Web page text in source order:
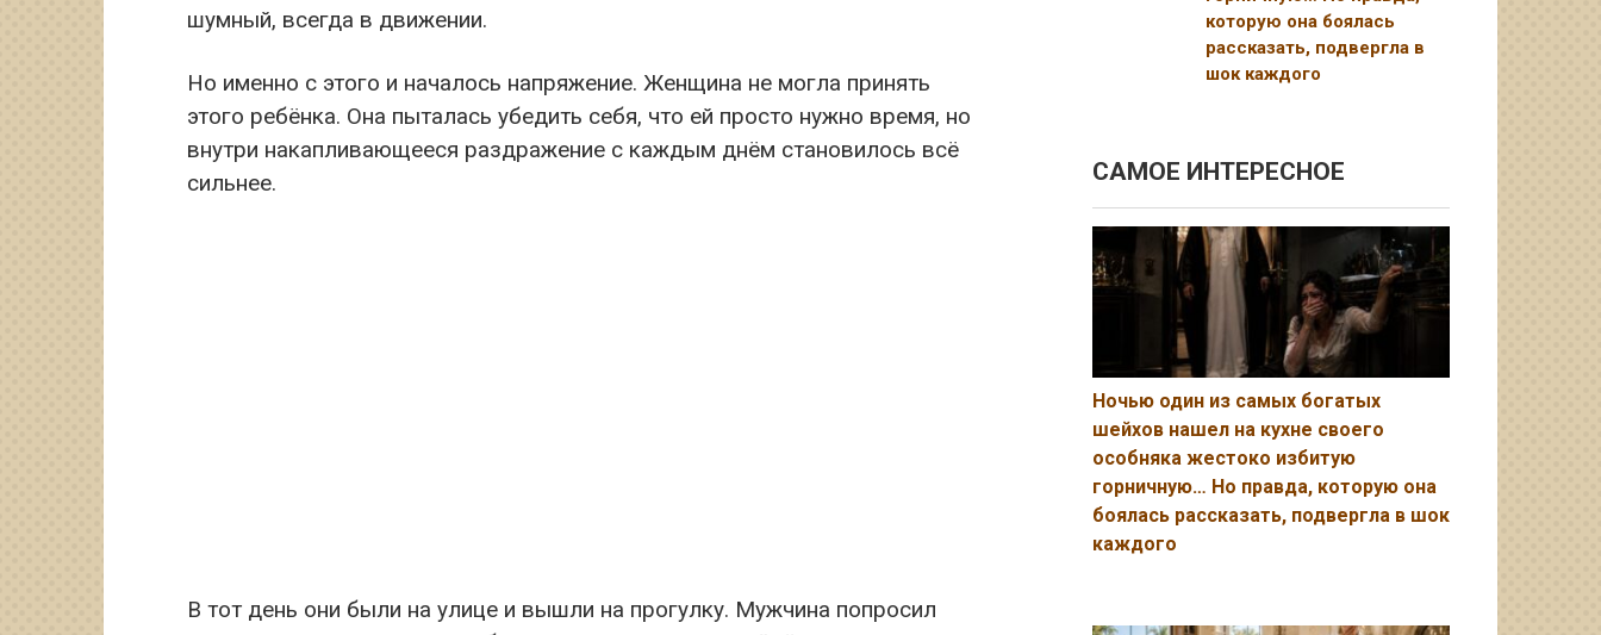
шумный, всегда в движении.
Но именно с этого и началось напряжение. Женщина не могла принять
этого ребёнка. Она пыталась убедить себя, что ей просто нужно время, но
внутри накапливающееся раздражение с каждым днём становилось всё
сильнее.
В тот день они были на улице и вышли на прогулку. Мужчина попросил
которую она боялась
рассказать, подвергла в
шок каждого
САМОЕ ИНТЕРЕСНОЕ
Ночью один из самых богатых
шейхов нашел на кухне своего
особняка жестоко избитую
горничную… Но правда, которую она
боялась рассказать, подвергла в шок
каждого